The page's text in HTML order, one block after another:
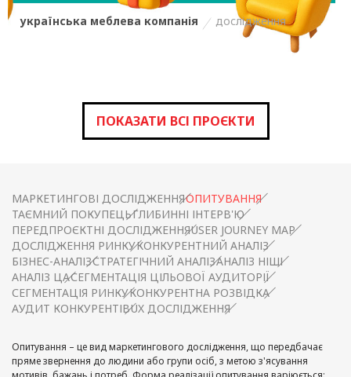
українська меблева компанія дослідження
ПОКАЗАТИ ВСІ ПРОЄКТИ
МАРКЕТИНГОВІ ДОСЛІДЖЕННЯОПИТУВАННЯ
ТАЄМНИЙ ПОКУПЕЦЬГЛИБИННІ ІНТЕРВ'Ю
ПЕРЕДПРОЄКТНІ ДОСЛІДЖЕННЯUSER JOURNEY MAP
ДОСЛІДЖЕННЯ РИНКУКОНКУРЕНТНИЙ АНАЛІЗ
БІЗНЕС-АНАЛІЗСТРАТЕГІЧНИЙ АНАЛІЗАНАЛІЗ НІШІ
АНАЛІЗ ЦАСЕГМЕНТАЦІЯ ЦІЛЬОВОЇ АУДИТОРІЇ
СЕГМЕНТАЦІЯ РИНКУКОНКУРЕНТНА РОЗВІДКА
АУДИТ КОНКУРЕНТІВUX ДОСЛІДЖЕННЯ
Опитування – це вид маркетингового дослідження, що передбачає
пряме звернення до людини або групи осіб, з метою з'ясування